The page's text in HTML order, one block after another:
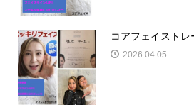
コアフェイストレ
2026.04.05